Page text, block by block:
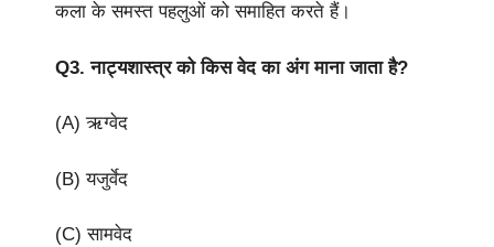
कला के समस्त पहलुओं को समाहित करते हैं।
Q3.नाट्यशास्त्र को किस वेद का अंग माना जाता है?
(A) ऋग्वेद
(B) यजुर्वेद
(C) सामवेद